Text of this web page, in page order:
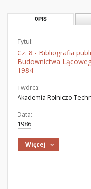
OPIS
Tytuł:
Cz. 8 - Bibliografia
Budownictwa
1984
Twórca:
Akademia Rolniczo-
Data:
1986
Więcej